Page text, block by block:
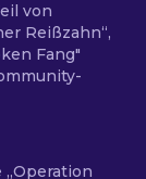
von
Reißzahn“,
Fang"